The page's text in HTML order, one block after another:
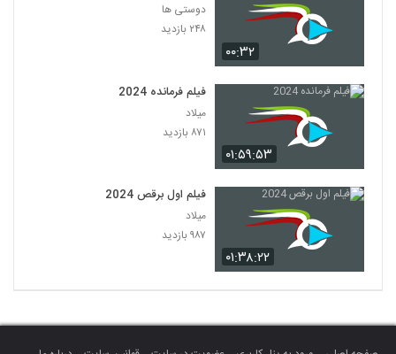
۰۰:۳۲
دوستی ها
۲۴۸ بازدید
۰۱:۵۹:۵۳
فیلم فرمانده 2024
میلاد
۸۷۱ بازدید
۰۱:۳۸:۲۲
فیلم اول برقص 2024
میلاد
۹۸۷ بازدید